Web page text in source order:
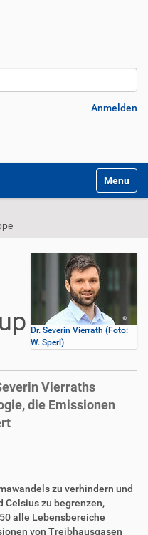
Anmelden
Dr. Severin Vierrath (Foto:
W. Sperl)
Vierraths
die Emissionen
zu verhindern und
Celsius zu begrenzen,
alle Lebensbereiche
von Treibhausgasen